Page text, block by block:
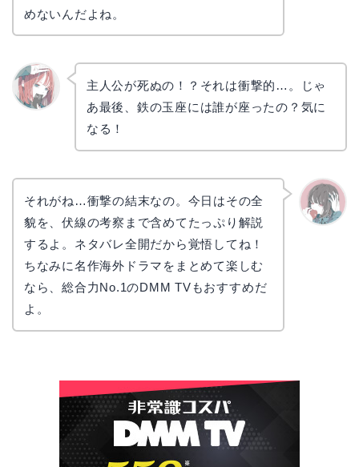
めないんだよね。
主人公が死ぬの！？それは衝撃的…。じゃ
あ最後、鉄の玉座には誰が座ったの？気に
なる！
それがね…衝撃の結末なの。今日はその全
貌を、伏線の考察まで含めてたっぷり解説
するよ。ネタバレ全開だから覚悟してね！
ちなみに名作海外ドラマをまとめて楽しむ
なら、総合力No.1のDMM TVもおすすめだ
よ。